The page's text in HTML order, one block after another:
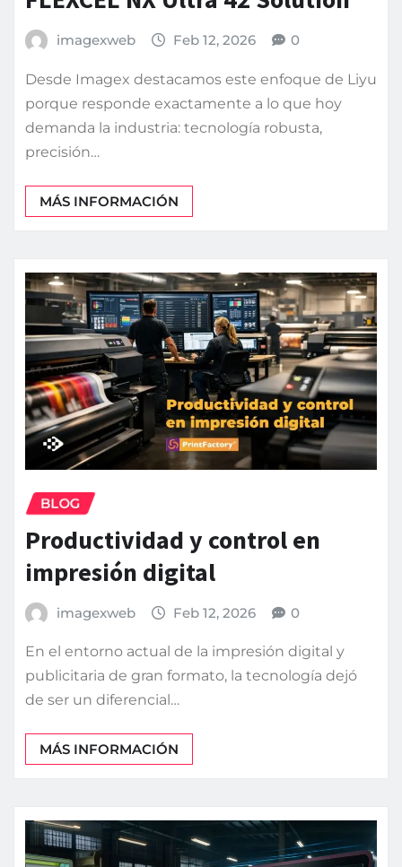
imagexweb Feb 12, 2026 0
Desde Imagex destacamos este enfoque de Liyu
porque responde exactamente a lo que hoy
demanda la industria: tecnología robusta,
precisión…
MÁS INFORMACIÓN
BLOG
Productividad y control en
impresión digital
imagexweb Feb 12, 2026 0
En el entorno actual de la impresión digital y
publicitaria de gran formato, la tecnología dejó
de ser un diferencial…
MÁS INFORMACIÓN